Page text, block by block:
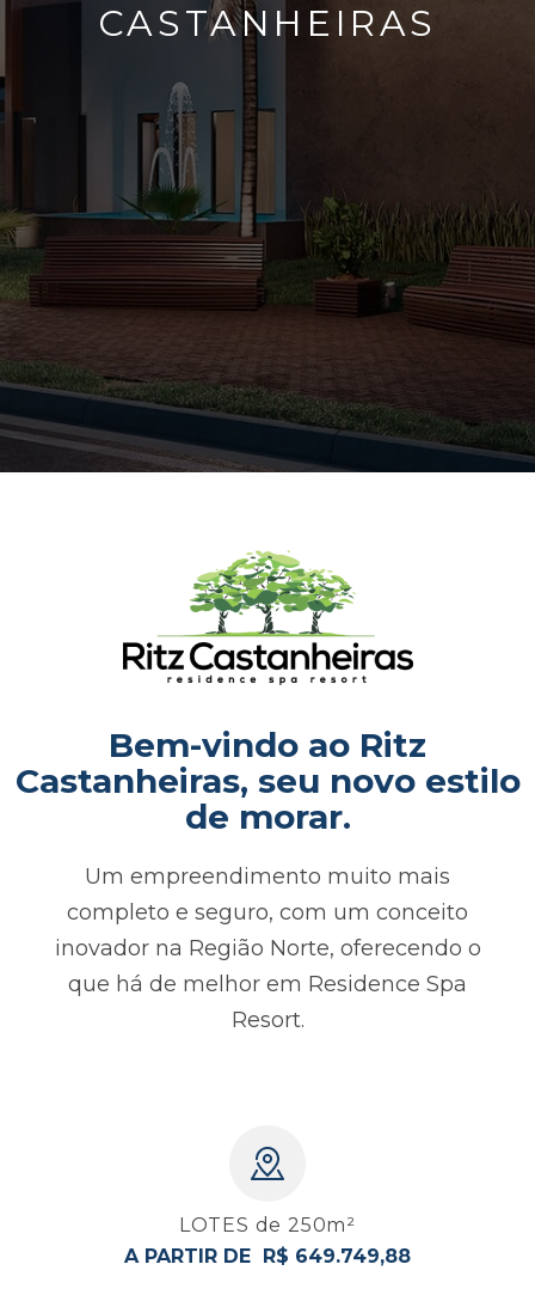
CASTANHEIRAS
Bem-vindo ao Ritz
Castanheiras, seu novo estilo
de morar.
Um empreendimento muito mais
completo e seguro, com um conceito
inovador na Região Norte, oferecendo o
que há de melhor em Residence Spa
Resort.
LOTES de 250m²
A PARTIR DE R$ 649.749,88